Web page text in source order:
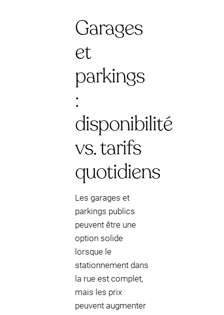
Garages
et
parkings
:
disponibilité
vs. tarifs
quotidiens
Les garages et
parkings publics
peuvent être une
option solide
lorsque le
stationnement dans
la rue est complet,
mais les prix
peuvent augmenter